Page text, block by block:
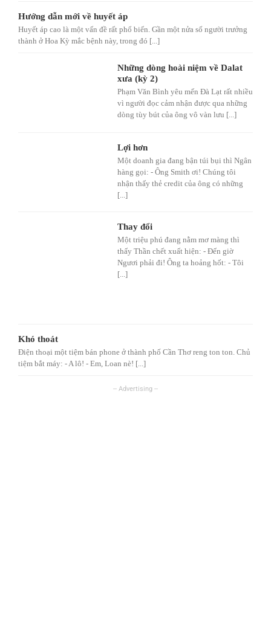
Hướng dẫn mới về huyết áp
Huyết áp cao là một vấn đề rất phổ biến. Gần một nửa số người trưởng
thành ở Hoa Kỳ mắc bệnh này, trong đó [...]
Những dòng hoài niệm về Dalat
xưa (kỳ 2)
Phạm Văn Bình yêu mến Đà Lạt rất nhiều
vì người đọc cảm nhận được qua những
dòng tùy bút của ông vô vàn lưu [...]
Lợi hơn
Một doanh gia đang bận túi bụi thì Ngân
hàng gọi: - Ông Smith ơi! Chúng tôi
nhận thấy thẻ credit của ông có những
[...]
Thay đổi
Một triệu phú đang nằm mơ màng thì
thấy Thần chết xuất hiện: - Đến giờ
Ngươi phải đi! Ông ta hoảng hốt: - Tôi
[...]
Khó thoát
Điện thoại một tiệm bán phone ở thành phố Cần Thơ reng ton ton. Chủ
tiệm bắt máy: - A lô! - Em, Loan nè! [...]